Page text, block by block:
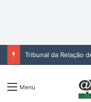
Menu